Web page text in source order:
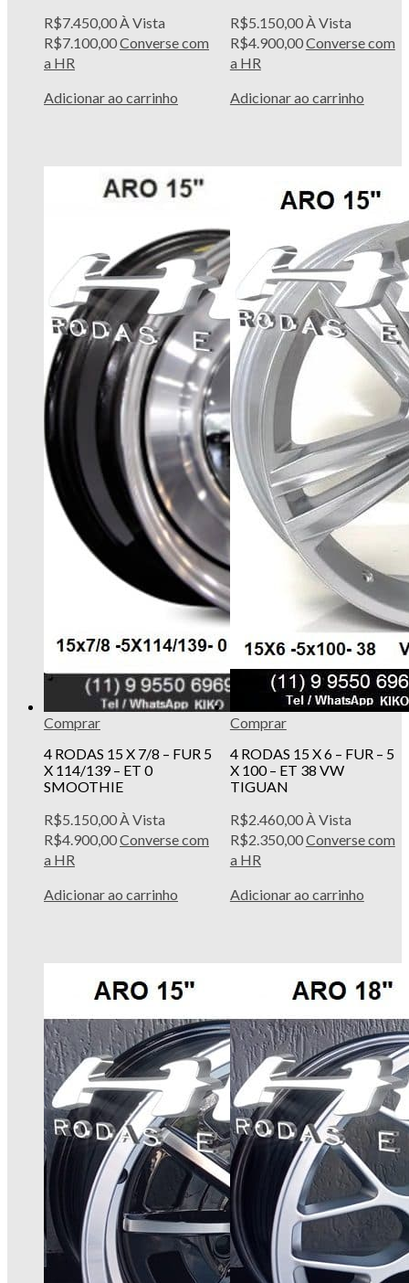
R$7.450,00À Vista
R$7.100,00Converse com
a HR
Adicionar ao carrinho
R$5.150,00À Vista
R$4.900,00Converse com
a HR
Adicionar ao carrinho
Comprar
4 RODAS 15 X 7/8 – FUR 5
X 114/139 – ET 0
SMOOTHIE
R$5.150,00À Vista
R$4.900,00Converse com
a HR
Adicionar ao carrinho
Comprar
4 RODAS 15 X 6 – FUR – 5
X 100 – ET 38 VW
TIGUAN
R$2.460,00À Vista
R$2.350,00Converse com
a HR
Adicionar ao carrinho